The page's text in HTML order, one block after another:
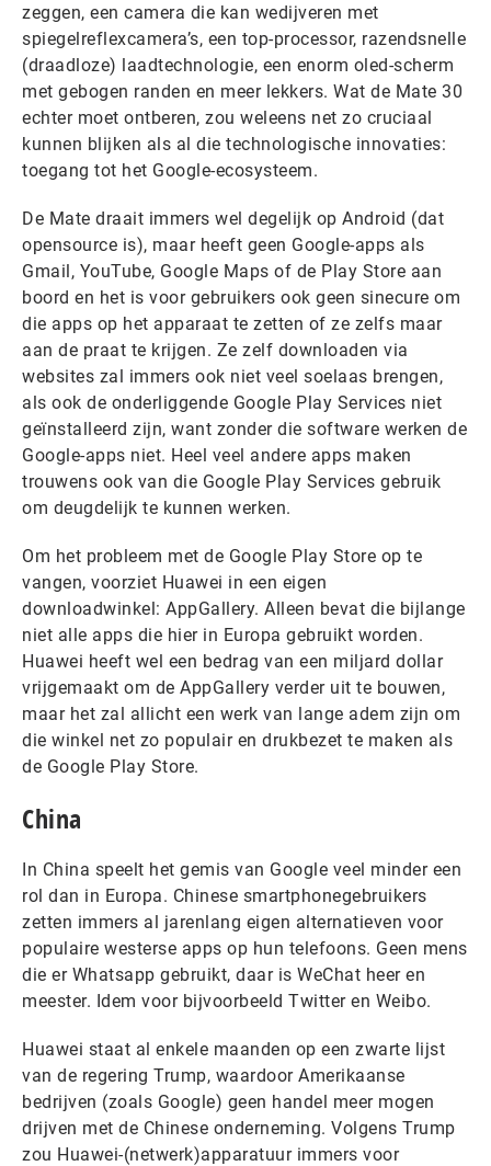
zeggen, een camera die kan wedijveren met
spiegelreflexcamera’s, een top-processor, razendsnelle
(draadloze) laadtechnologie, een enorm oled-scherm
met gebogen randen en meer lekkers. Wat de Mate 30
echter moet ontberen, zou weleens net zo cruciaal
kunnen blijken als al die technologische innovaties:
toegang tot het Google-ecosysteem.
De Mate draait immers wel degelijk op Android (dat
opensource is), maar heeft geen Google-apps als
Gmail, YouTube, Google Maps of de Play Store aan
boord en het is voor gebruikers ook geen sinecure om
die apps op het apparaat te zetten of ze zelfs maar
aan de praat te krijgen. Ze zelf downloaden via
websites zal immers ook niet veel soelaas brengen,
als ook de onderliggende Google Play Services niet
geïnstalleerd zijn, want zonder die software werken de
Google-apps niet. Heel veel andere apps maken
trouwens ook van die Google Play Services gebruik
om deugdelijk te kunnen werken.
Om het probleem met de Google Play Store op te
vangen, voorziet Huawei in een eigen
downloadwinkel: AppGallery. Alleen bevat die bijlange
niet alle apps die hier in Europa gebruikt worden.
Huawei heeft wel een bedrag van een miljard dollar
vrijgemaakt om de AppGallery verder uit te bouwen,
maar het zal allicht een werk van lange adem zijn om
die winkel net zo populair en drukbezet te maken als
de Google Play Store.
China
In China speelt het gemis van Google veel minder een
rol dan in Europa. Chinese smartphonegebruikers
zetten immers al jarenlang eigen alternatieven voor
populaire westerse apps op hun telefoons. Geen mens
die er Whatsapp gebruikt, daar is WeChat heer en
meester. Idem voor bijvoorbeeld Twitter en Weibo.
Huawei staat al enkele maanden op een zwarte lijst
van de regering Trump, waardoor Amerikaanse
bedrijven (zoals Google) geen handel meer mogen
drijven met de Chinese onderneming. Volgens Trump
zou Huawei-(netwerk)apparatuur immers voor